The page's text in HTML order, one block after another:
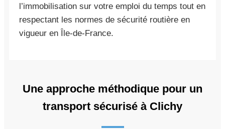
l’immobilisation sur votre emploi du temps tout en
respectant les normes de sécurité routière en
vigueur en Île-de-France.
Une approche méthodique pour un
transport sécurisé à Clichy